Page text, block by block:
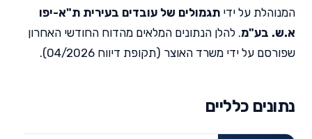
המנוהלת על ידי תגמולים של עובדים בעירית ת"א-יפו
א.ש. בע"מ. להלן הנתונים המלאים מהדוח החודשי האחרון
שפורסם על ידי משרד האוצר (תקופת דיווח 04/2026).
נתונים כלליים